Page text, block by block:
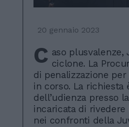
20 gennaio 2023
C aso
ciclone. La
di penalizzazione
in corso. La richiesta
dell’udienza presso
incaricata di
nei confronti della